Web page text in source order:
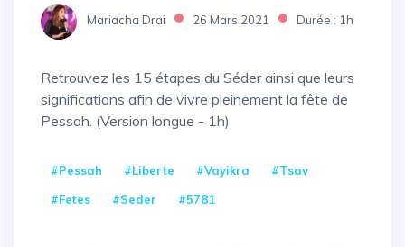
Mariacha Drai 26 Mars 2021 Durée : 1h
Retrouvez les 15 étapes du Séder ainsi que leurs
significations afin de vivre pleinement la fête de
Pessah. (Version longue - 1h)
#Pessah #Liberte #Vayikra
#Tsav
#Fetes
#Seder #5781